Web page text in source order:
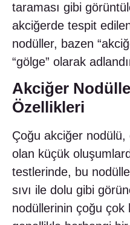
taraması gibi
akciğerde tespit
nodüller, bazen
“gölge” olarak
Akciğer
Özellikleri
Çoğu akciğer nodülü,
olan küçük
testlerinde, bu
sıvı ile dolu gibi
nodüllerinin çoğu çok